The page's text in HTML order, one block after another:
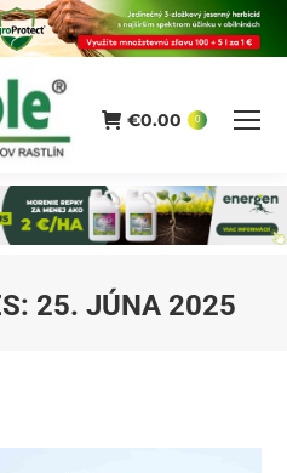
€0.00 0
25. JÚNA 2025